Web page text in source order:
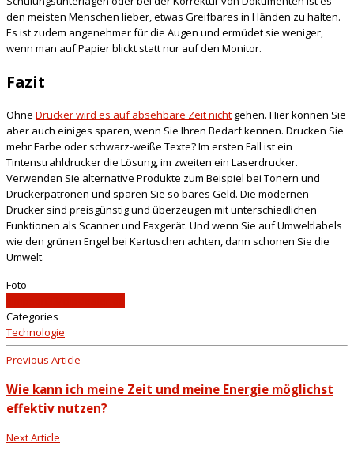
den meisten Menschen lieber, etwas Greifbares in Händen zu halten.
Es ist zudem angenehmer für die Augen und ermüdet sie weniger,
wenn man auf Papier blickt statt nur auf den Monitor.
Fazit
Ohne Drucker wird es auf absehbare Zeit nicht gehen. Hier können Sie
aber auch einiges sparen, wenn Sie Ihren Bedarf kennen. Drucken Sie
mehr Farbe oder schwarz-weiße Texte? Im ersten Fall ist ein
Tintenstrahldrucker die Lösung, im zweiten ein Laserdrucker.
Verwenden Sie alternative Produkte zum Beispiel bei Tonern und
Druckerpatronen und sparen Sie so bares Geld. Die modernen
Drucker sind preisgünstig und überzeugen mit unterschiedlichen
Funktionen als Scanner und Faxgerät. Und wenn Sie auf Umweltlabels
wie den grünen Engel bei Kartuschen achten, dann schonen Sie die
Umwelt.
Foto
Categories
Technologie
Previous Article
Wie kann ich meine Zeit und meine Energie möglichst
effektiv nutzen?
Next Article